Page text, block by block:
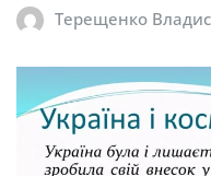
Терещенко